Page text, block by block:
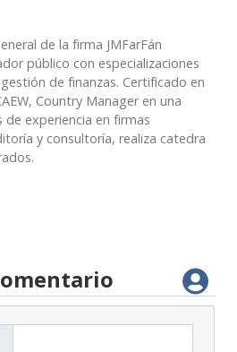
de la firma JMFarFán
público con especializaciones
de finanzas. Certificado en
Country Manager en una
de experiencia en firmas
y consultoría, realiza catedra